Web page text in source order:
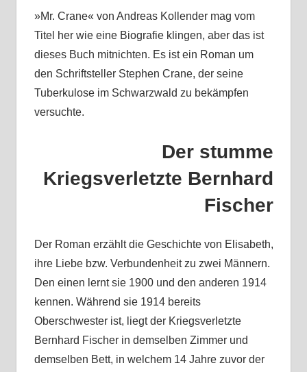
»Mr. Crane« von Andreas Kollender mag vom
Titel her wie eine Biografie klingen, aber das ist
dieses Buch mitnichten. Es ist ein Roman um
den Schriftsteller Stephen Crane, der seine
Tuberkulose im Schwarzwald zu bekämpfen
versuchte.
Der stumme
Kriegsverletzte Bernhard
Fischer
Der Roman erzählt die Geschichte von Elisabeth,
ihre Liebe bzw. Verbundenheit zu zwei Männern.
Den einen lernt sie 1900 und den anderen 1914
kennen. Während sie 1914 bereits
Oberschwester ist, liegt der Kriegsverletzte
Bernhard Fischer in demselben Zimmer und
demselben Bett, in welchem 14 Jahre zuvor der